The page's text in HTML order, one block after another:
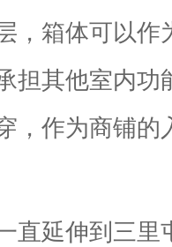
，箱体可以作
担其他室内功
，作为商铺的
直延伸到三里